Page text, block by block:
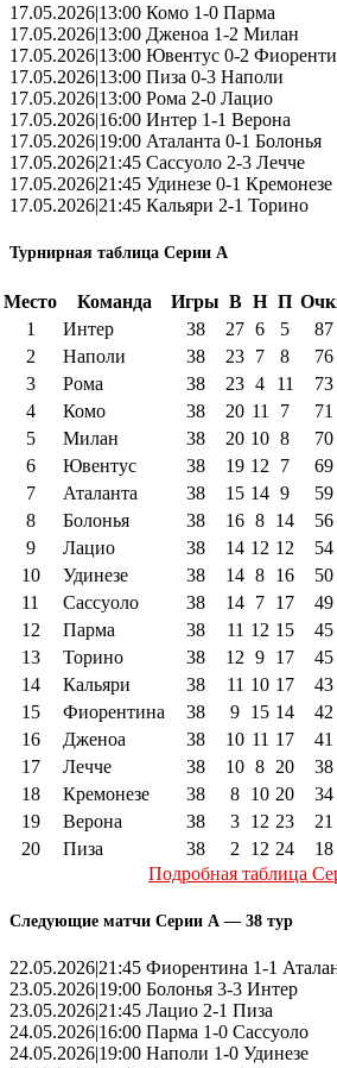
17.05.2026|13:00 Комо 1-0 Парма
17.05.2026|13:00 Дженоа 1-2 Милан
17.05.2026|13:00 Ювентус 0-2
17.05.2026|13:00 Пиза 0-3 Наполи
17.05.2026|13:00 Рома 2-0 Лацио
17.05.2026|16:00 Интер 1-1 Верона
17.05.2026|19:00 Аталанта 0-1 Болонья
17.05.2026|21:45 Сассуоло 2-3 Лечче
17.05.2026|21:45 Удинезе 0-1 Кремонезе
17.05.2026|21:45 Кальяри 2-1 Торино
Турнирная таблица Серии А
Место Команда Игры В Н П
1
Интер 38 27 6 5
87
2
Наполи 38 23 7 8
76
3
Рома 38 23 4 11
73
4
Комо 38 20 11 7
71
5
Милан 38 20 10 8
70
6
Ювентус 38 19 12 7
69
7
Аталанта 38 15 14 9
59
8
Болонья 38 16 8 14
56
9
Лацио 38 14 12 12
54
10
Удинезе 38 14 8 16
50
11
Сассуоло 38 14 7 17
49
12
Парма 38 11 12 15
45
13
Торино 38 12 9 17
45
14
Кальяри 38 11 10 17
43
15
Фиорентина 38 9 15 14
42
16
Дженоа 38 10 11 17
41
17
Лечче 38 10 8 20
38
18
Кремонезе 38 8 10 20
34
19
Верона 38 3 12 23
21
20
Пиза 38 2 12 24
18
Подробная таблица
Следующие матчи Серии А — 38 тур
22.05.2026|21:45 Фиорентина 1-1
23.05.2026|19:00 Болонья 3-3 Интер
23.05.2026|21:45 Лацио 2-1 Пиза
24.05.2026|16:00 Парма 1-0 Сассуоло
24.05.2026|19:00 Наполи 1-0 Удинезе